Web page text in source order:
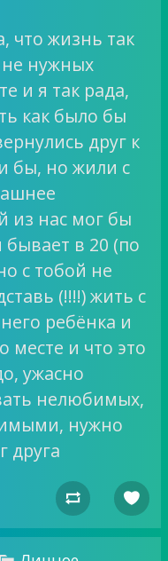
что жизнь так
не нужных
и я так рада,
как было бы
друг к
бы, но жили с
из нас мог бы
бывает в 20 (по
с тобой не
(!!!!) жить с
ребёнка и
месте и что это
ужасно
нелюбимых,
нужно
друга
 